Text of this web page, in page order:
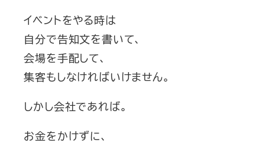
イベントをやる時は
自分で告知文を書いて、
会場を手配して、
集客もしなければいけません。
しかし会社であれば。
お金をかけずに、